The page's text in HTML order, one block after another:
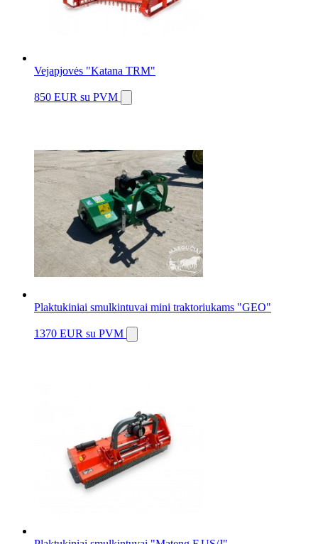
Vejapjovės "Katana TRM"
850 EUR su PVM
Plaktukiniai smulkintuvai mini traktoriukams "GEO"
1370 EUR su PVM